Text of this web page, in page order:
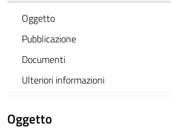
Oggetto
Pubblicazione
Documenti
Ulteriori informazioni
Oggetto